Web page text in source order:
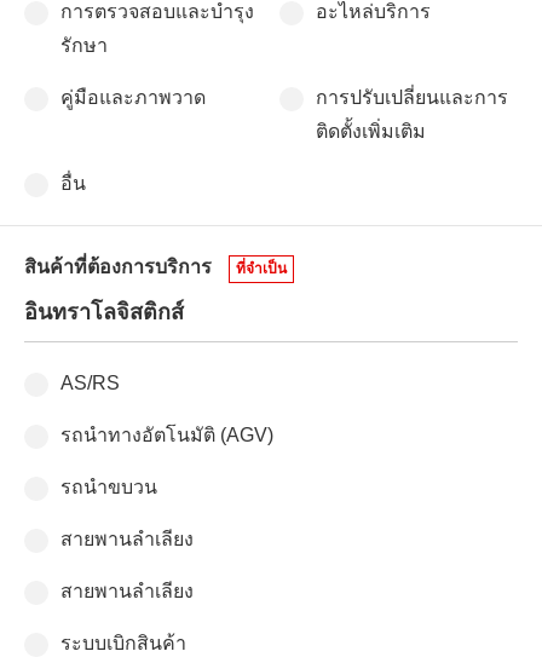
การตรวจสอบและบำรุง
รักษา
อะไหล่บริการ
คู่มือและภาพวาด
การปรับเปลี่ยนและการ
ติดตั้งเพิ่มเติม
อื่น
สินค้าที่ต้องการบริการ ที่จำเป็น
อินทราโลจิสติกส์
AS/RS
รถนำทางอัตโนมัติ (AGV)
รถนำขบวน
สายพานลำเลียง
สายพานลำเลียง
ระบบเบิกสินค้า